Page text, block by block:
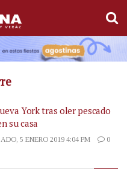
York tras oler pescado
su casa
5 ENERO 2019 4:04 PM 0